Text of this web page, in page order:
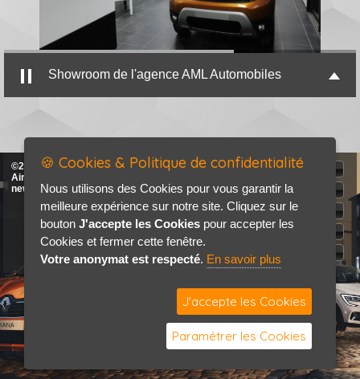
Showroom de l'agence AML Automobiles
©2026-2027 AML Automobiles &
Airel Auto tous droits réservés
new
Mentions légales
Politique de confidentialité
🍪 Cookies & Politique de confidentialité
Nous utilisons des Cookies pour vous garantir la
meilleure expérience sur notre site. Cliquez sur le
bouton J'accepte les Cookies pour accepter les
Cookies et fermer cette fenêtre.
Votre anonymat est respecté. En savoir plus
J'accepte les Cookies
Paramétrer les Cookies